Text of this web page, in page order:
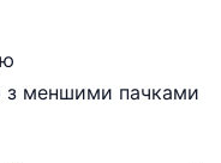
з меншими пачками